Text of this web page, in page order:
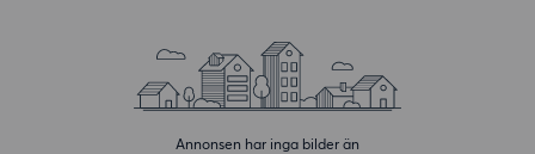
Annonsen har inga bilder än